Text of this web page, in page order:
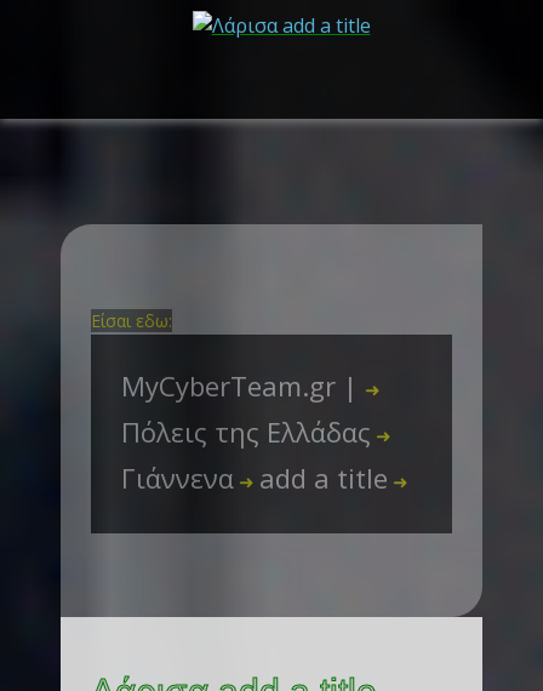
Είσαι εδω:
MyCyberTeam.gr | ➜
Πόλεις της Ελλάδας ➜
Γιάννενα ➜ add a title ➜